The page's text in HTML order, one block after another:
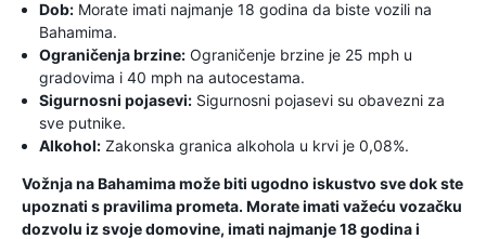
Dob: Morate imati najmanje 18 godina da biste vozili na
Bahamima.
Ograničenja brzine: Ograničenje brzine je 25 mph u
gradovima i 40 mph na autocestama.
Sigurnosni pojasevi: Sigurnosni pojasevi su obavezni za
sve putnike.
Alkohol: Zakonska granica alkohola u krvi je 0,08%.
Vožnja na Bahamima može biti ugodno iskustvo sve dok ste
upoznati s pravilima prometa. Morate imati važeću vozačku
dozvolu iz svoje domovine, imati najmanje 18 godina i